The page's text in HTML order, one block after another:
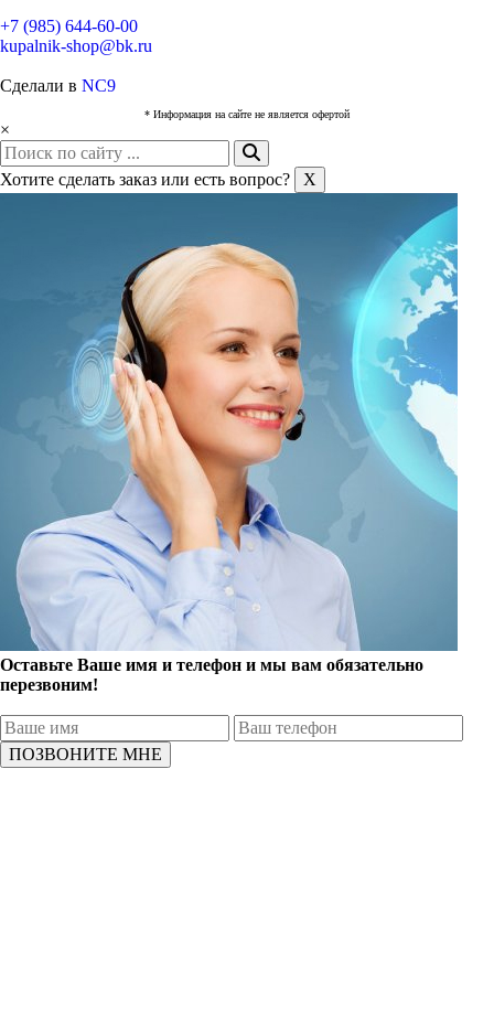
+7 (985) 644-60-00
kupalnik-shop@bk.ru
Сделали в NC9
* Информация на сайте не является офертой
×
Хотите сделать заказ или есть вопрос? X
Оставьте Ваше имя и телефон и мы вам обязательно
перезвоним!